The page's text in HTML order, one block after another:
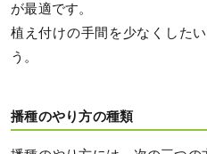
が最適です。
植え付けの手間を少なくした
う。
播種のやり方の種類